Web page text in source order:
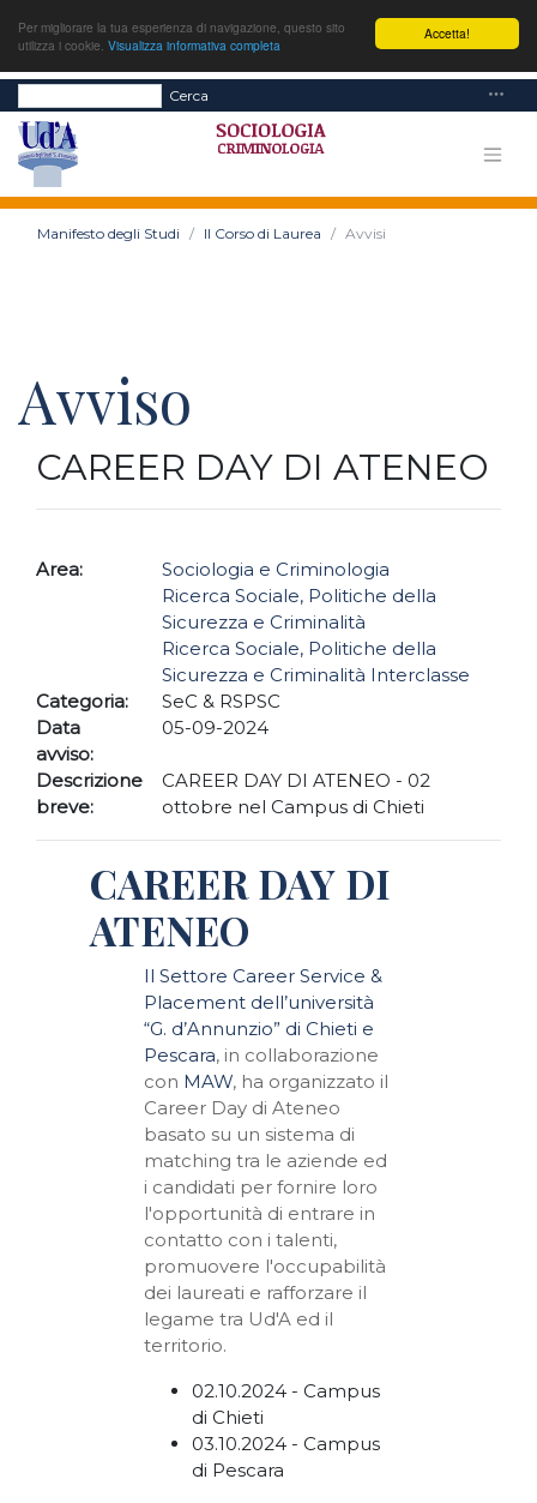
Accetta!
Per migliorare la tua esperienza di navigazione, questo sito
utilizza i cookie. Visualizza informativa completa
Cerca
Manifesto degli Studi Il Corso di Laurea Avvisi
Avviso
CAREER DAY DI ATENEO
Area:
Sociologia e Criminologia
Ricerca Sociale, Politiche della
Sicurezza e Criminalità
Ricerca Sociale, Politiche della
Sicurezza e Criminalità Interclasse
Categoria:
SeC & RSPSC
Data
avviso:
05-09-2024
Descrizione
breve:
CAREER DAY DI ATENEO - 02
ottobre nel Campus di Chieti
CAREER DAY DI
ATENEO
Il Settore Career Service &
Placement dell’università
“G. d’Annunzio” di Chieti e
Pescara, in collaborazione
con MAW, ha organizzato il
Career Day di Ateneo
basato su un sistema di
matching tra le aziende ed
i candidati per fornire loro
l'opportunità di entrare in
contatto con i talenti,
promuovere l'occupabilità
dei laureati e rafforzare il
legame tra Ud'A ed il
territorio.
02.10.2024 - Campus
di Chieti
03.10.2024 - Campus
di Pescara